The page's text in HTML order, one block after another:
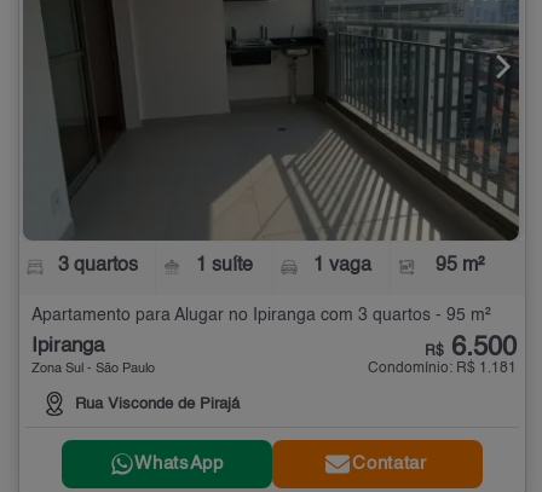
3 quartos 1 suíte 1 vaga 95 m²
Apartamento para Alugar no Ipiranga com 3 quartos - 95 m²
Ipiranga
Zona Sul - São Paulo
Rua Visconde de Pirajá
R$ 6.500
Condomínio: R$ 1.181
WhatsApp Contatar